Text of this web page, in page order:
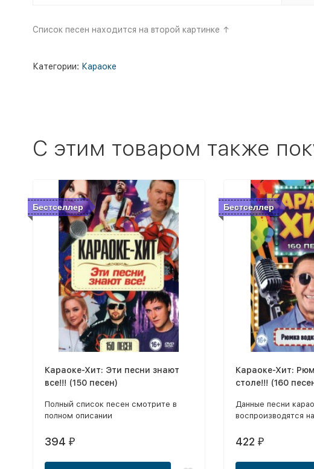
Список песен находится на второй картинке ↑
Категории: Караоке
C этим товаром также
Бестселлер
Караоке-Хит: Эти песни знают
все!!! (150 песен)
Полный список песен смотрите в
полном описании
394 ₽
Бестселлер
Караоке-Хит:
столе!!! (160
Данные песни
воспроизводятся
422₽